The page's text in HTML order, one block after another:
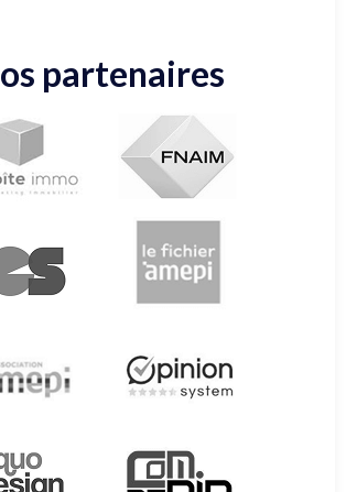
os partenaires